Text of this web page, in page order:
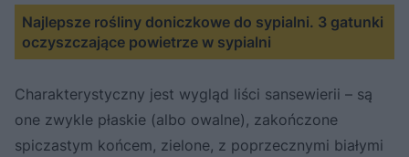
Najlepsze rośliny doniczkowe do sypialni. 3 gatunki
oczyszczające powietrze w sypialni
Charakterystyczny jest wygląd liści sansewierii – są
one zwykle płaskie (albo owalne), zakończone
spiczastym końcem, zielone, z poprzecznymi białymi